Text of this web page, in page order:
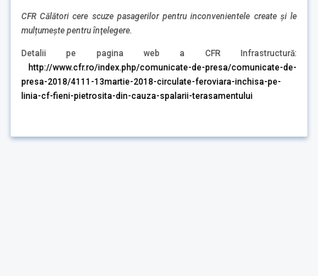
CFR Călători cere scuze pasagerilor pentru inconvenientele create și le
mulțumeşte pentru înţelegere.
Detalii pe pagina web a CFR Infrastructură:
http://www.cfr.ro/index.php/comunicate-de-presa/comunicate-de-
presa-2018/4111-13martie-2018-circulate-feroviara-inchisa-pe-
linia-cf-fieni-pietrosita-din-cauza-spalarii-terasamentului